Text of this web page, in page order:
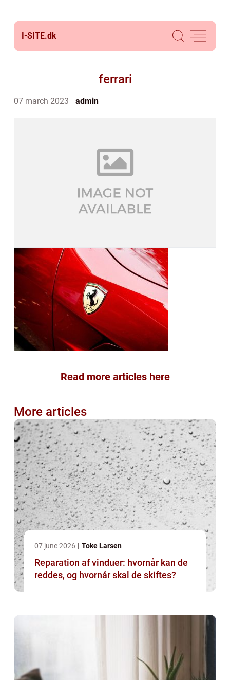
I-SITE.dk
ferrari
07 march 2023 admin
Read more articles here
More articles
07 june 2026 Toke Larsen
Reparation af vinduer: hvornår kan de
reddes, og hvornår skal de skiftes?